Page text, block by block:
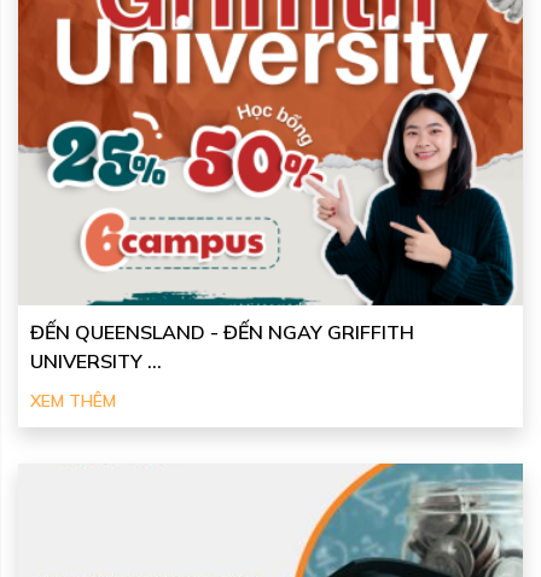
ĐẾN QUEENSLAND - ĐẾN NGAY GRIFFITH
UNIVERSITY ...
XEM THÊM